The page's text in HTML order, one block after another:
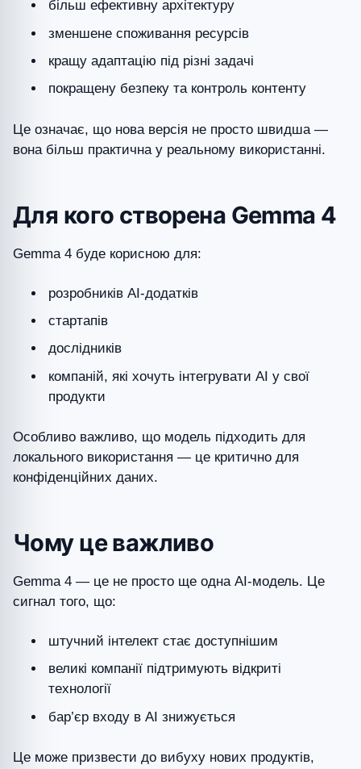
більш ефективну архітектуру
зменшене споживання ресурсів
кращу адаптацію під різні задачі
покращену безпеку та контроль контенту
Це означає, що нова версія не просто швидша —
вона більш практична у реальному використанні.
Для кого створена Gemma 4
Gemma 4 буде корисною для:
розробників AI-додатків
стартапів
дослідників
компаній, які хочуть інтегрувати AI у свої
продукти
Особливо важливо, що модель підходить для
локального використання — це критично для
конфіденційних даних.
Чому це важливо
Gemma 4 — це не просто ще одна AI-модель. Це
сигнал того, що:
штучний інтелект стає доступнішим
великі компанії підтримують відкриті
технології
бар’єр входу в AI знижується
Це може призвести до вибуху нових продуктів,